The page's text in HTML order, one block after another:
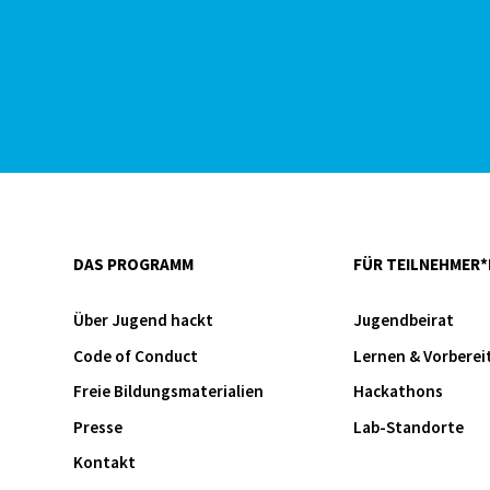
DAS PROGRAMM
Über Jugend hackt
Code of Conduct
Freie Bildungsmaterialien
Presse
Kontakt
FÜR
Jugendbeirat
Lernen &
Hackathons
Lab-Standorte